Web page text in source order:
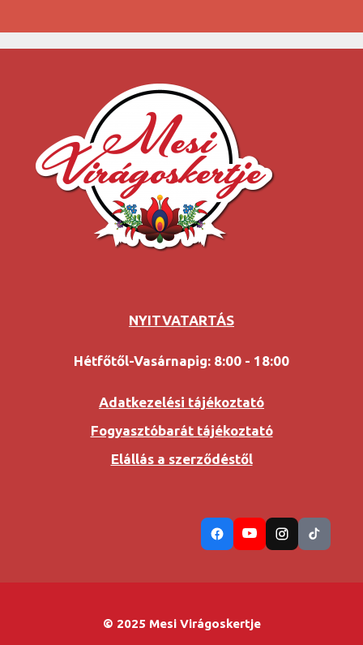
NYITVATARTÁS
Hétfőtől-Vasárnapig: 8:00 - 18:00
Adatkezelési tájékoztató
Fogyasztóbarát tájékoztató
Elállás a szerződéstől
© 2025 Mesi Virágoskertje